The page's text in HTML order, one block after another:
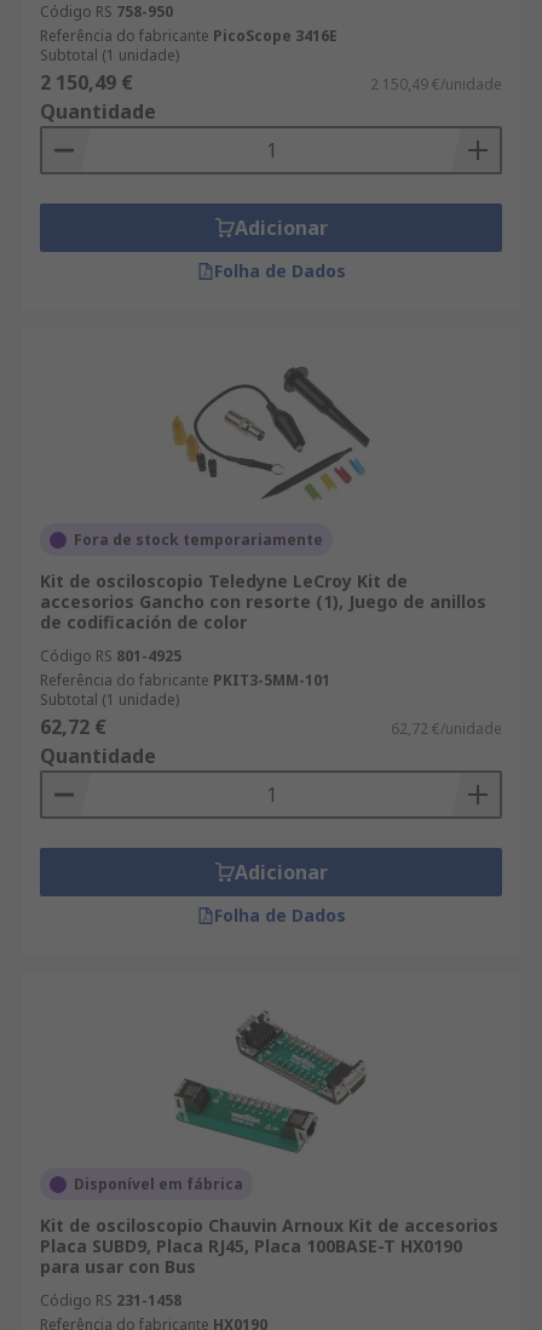
Código RS 758-950
Referência do fabricante PicoScope 3416E
Subtotal (1 unidade)
2 150,49 € 2 150,49 €/unidade
Quantidade
Adicionar
Folha de Dados
Fora de stock temporariamente
Kit de osciloscopio Teledyne LeCroy Kit de
accesorios Gancho con resorte (1), Juego de anillos
de codificación de color
Código RS 801-4925
Referência do fabricante PKIT3-5MM-101
Subtotal (1 unidade)
62,72 € 62,72 €/unidade
Quantidade
Adicionar
Folha de Dados
Disponível em fábrica
Kit de osciloscopio Chauvin Arnoux Kit de accesorios
Placa SUBD9, Placa RJ45, Placa 100BASE-T HX0190
para usar con Bus
Código RS 231-1458
Referência do fabricante HX0190